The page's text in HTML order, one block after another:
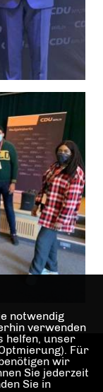
notwendig
verwenden
helfen, unser
Für
wir
Sie jederzeit
Sie in